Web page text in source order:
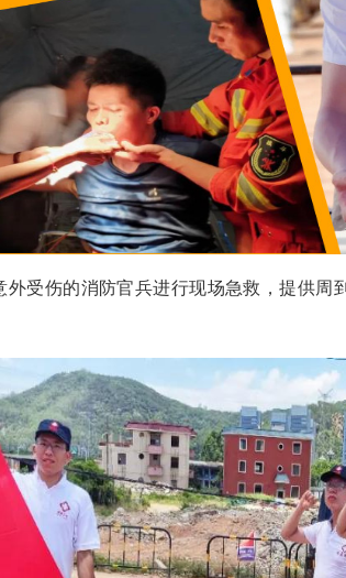
外受伤的消防官兵进行现场急救，提供